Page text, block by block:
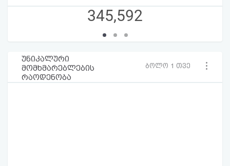
345,592
უნიკალური
მომხმარებლების
რაოდენობა
ბოლო 1 თვე